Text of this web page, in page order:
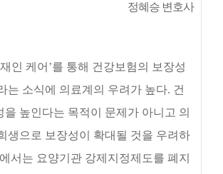
정혜승 변호사
인 케어 ’를 통해 건강보험의 보장성
는 소식에 의료계의 우려가 높다. 건
을 높인다는 목적이 문제가 아니고 의
생으로 보장성이 확대될 것을 우려하
서는 요양기관 강제지정제도를 폐지